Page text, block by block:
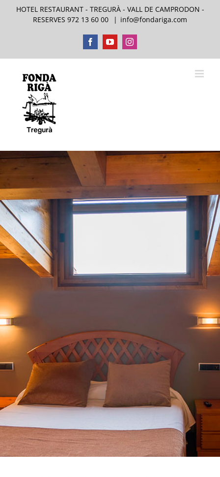
SaltarHOTEL RESTAURANT - TREGURÀ - VALL DE CAMPRODON -
RESERVES 972 13 60 00
| info@fondariga.com
FacebookYouTubeInstagram